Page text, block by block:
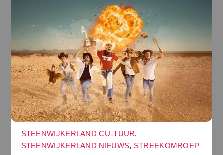
STEENWIJKERLAND CULTUUR,
STEENWIJKERLAND NIEUWS, STREEKOMROEP